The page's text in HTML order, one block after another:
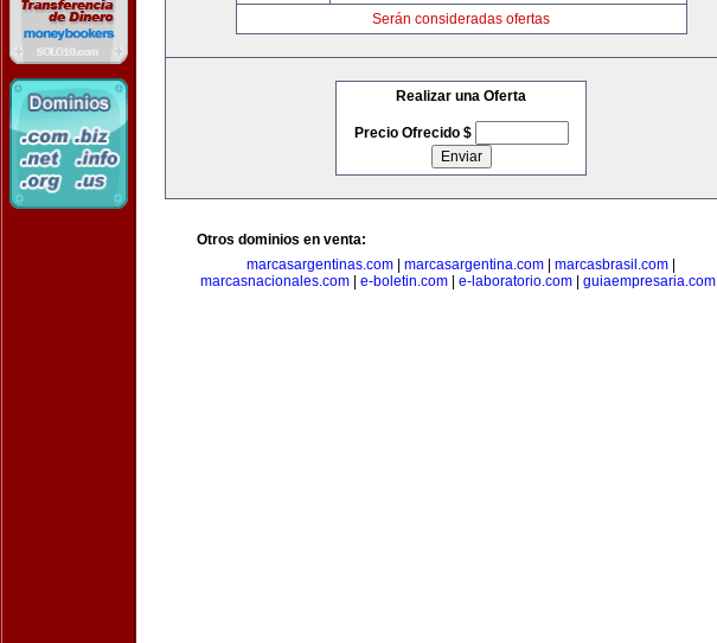
Serán consideradas ofertas
Realizar una Oferta
Precio Ofrecido $
Otros dominios en venta:
marcasargentinas.com
marcasargentina.com marcasbrasil.com
marcasnacionales.com| e-boletin.com| e-laboratorio.com| guiaempresaria.com|